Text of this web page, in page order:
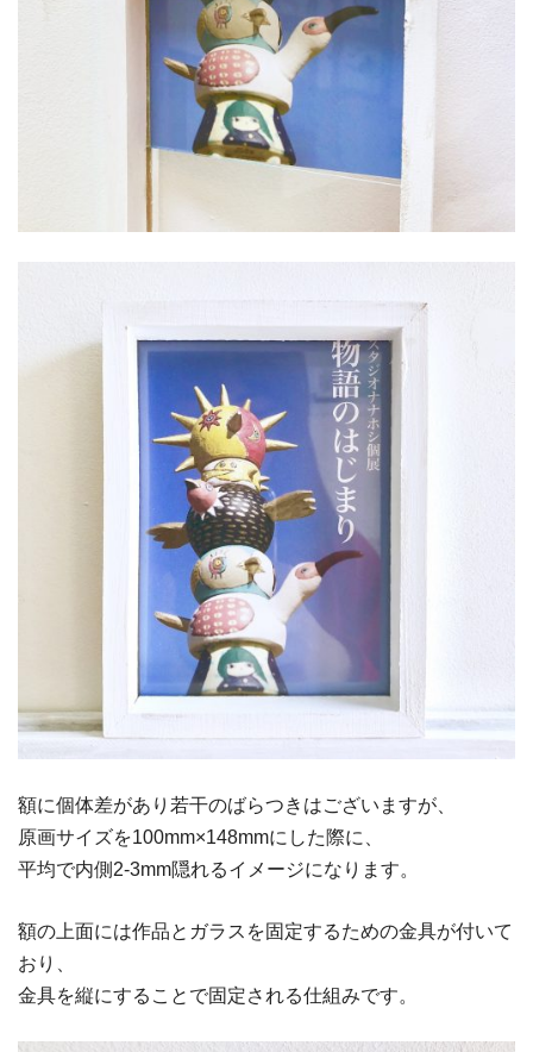
額に個体差があり若干のばらつきはございますが、
原画サイズを100mm×148mmにした際に、
平均で内側2-3mm隠れるイメージになります。
額の上面には作品とガラスを固定するための金具が付いて
おり、
金具を縦にすることで固定される仕組みです。